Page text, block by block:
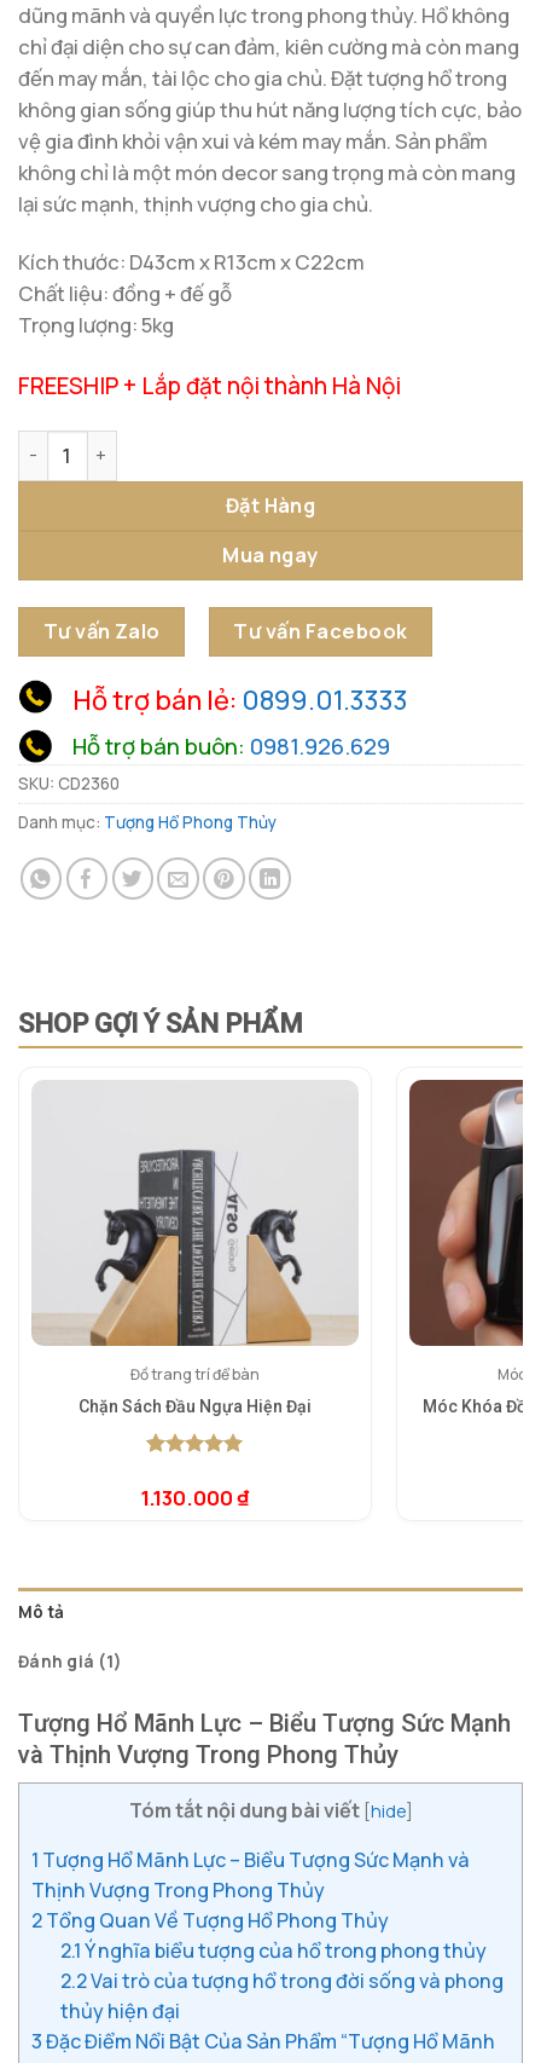
dũng mãnh và quyền lực trong phong thủy. Hổ không
chỉ đại diện cho sự can đảm, kiên cường mà còn mang
đến may mắn, tài lộc cho gia chủ. Đặt tượng hổ trong
không gian sống giúp thu hút năng lượng tích cực, bảo
vệ gia đình khỏi vận xui và kém may mắn. Sản phẩm
không chỉ là một món decor sang trọng mà còn mang
lại sức mạnh, thịnh vượng cho gia chủ.
Kích thước: D43cm x R13cm x C22cm
Chất liệu: đồng + đế gỗ
Trọng lượng: 5kg
FREESHIP + Lắp đặt nội thành Hà Nội
Tượng Hổ Mãnh Lực số lượng
Đặt Hàng
Mua ngay
Tư vấn Zalo Tư vấn Facebook
Hỗ trợ bán lẻ: 0899.01.3333
Hỗ trợ bán buôn: 0981.926.629
SKU: CD2360
Danh mục: Tượng Hổ Phong Thủy
SHOP GỢI Ý SẢN PHẨM
Đồ trang trí để bàn
Chặn Sách Đầu Ngựa Hiện Đại
dựa trên
đánh giá
1.130.000₫
Móc
Móc Khóa
Mô tả
Đánh giá (1)
Tượng Hổ Mãnh Lực – Biểu Tượng Sức Mạnh
và Thịnh Vượng Trong Phong Thủy
Tóm tắt nội dung bài viết [hide]
1 Tượng Hổ Mãnh Lực – Biểu Tượng Sức Mạnh và
Thịnh Vượng Trong Phong Thủy
2Tổng Quan Về Tượng Hổ Phong Thủy
2.1Ý nghĩa biểu tượng của hổ trong phong thủy
2.2Vai trò của tượng hổ trong đời sống và phong
thủy hiện đại
3Đặc Điểm Nổi Bật Của Sản Phẩm “Tượng Hổ Mãnh